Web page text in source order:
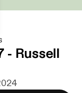
- Russell